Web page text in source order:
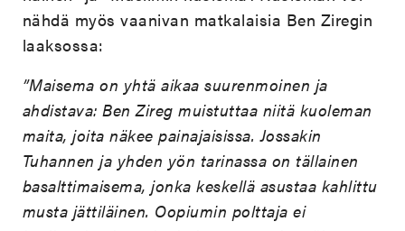
nähdä myös vaanivan matkalaisia Ben Ziregin
laaksossa:
”Maisema on yhtä aikaa suurenmoinen ja
ahdistava: Ben Zireg muistuttaa niitä kuoleman
maita, joita näkee painajaisissa. Jossakin
Tuhannen ja yhden yön tarinassa on tällainen
basalttimaisema, jonka keskellä asustaa kahlittu
musta jättiläinen. Oopiumin polttaja ei